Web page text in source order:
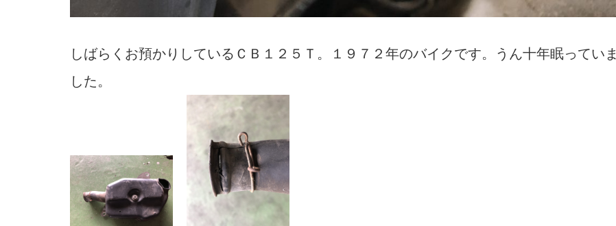
しばらくお預かりしているＣＢ１２５Ｔ。１９７２年のバイクです。うん十年眠っていま
した。